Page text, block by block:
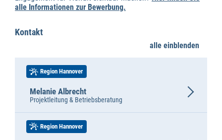
alle Informationen zur Bewerbung.
Kontakt
alle einblenden
Region Hannover
Projektleitung & Betriebsberatung
Melanie Albrecht
Region Hannover